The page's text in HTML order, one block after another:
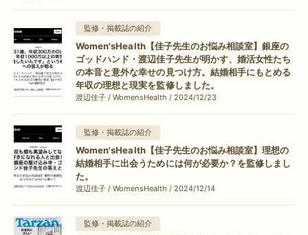
監修・掲載誌の紹介
Women'sHealth【佳子先生のお悩み相談室】銀座の
ゴッドハンド・渡辺佳子先生が明かす、婚活女性たち
の本音と意外な幸せの見つけ方。結婚相手にもとめる
年収の理想と現実を監修しました。
渡辺佳子 / WomensHealth / 2024/12/23
監修・掲載誌の紹介
Women'sHealth【佳子先生のお悩み相談室】理想の
結婚相手に出会うためには何が必要か？を監修しまし
た。
渡辺佳子 / WomensHealth / 2024/12/14
監修・掲載誌の紹介